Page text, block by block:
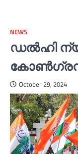
NEWS
ഡല്‍ഹി
October 29, 2024